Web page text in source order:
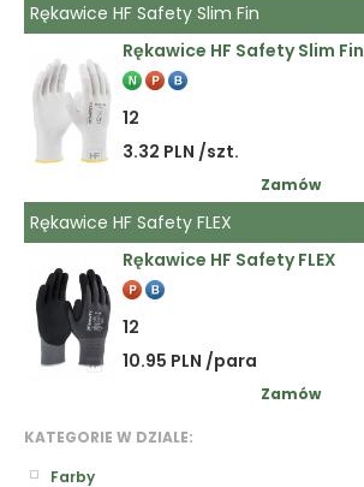
KATEGORIE W DZIALE:
Farby
Rękawice HF Safety Slim Fin
Rękawice HF Safety Slim Fin
12
3.32 PLN /szt.
Zamów
Rękawice HF Safety FLEX
Rękawice HF Safety FLEX
12
10.95 PLN /para
Zamów